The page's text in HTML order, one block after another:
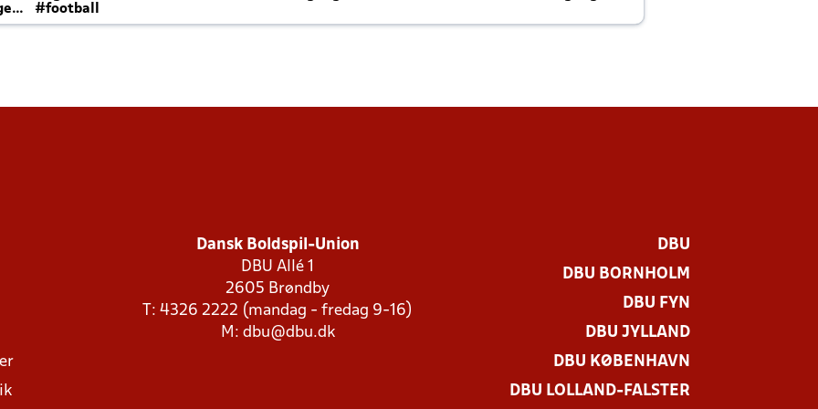
#football
Dansk Boldspil-Union
DBU Allé 1
2605 Brøndby
T: 4326 2222 (mandag - fredag 9-16)
M: dbu@dbu.dk
DBU
DBU BORNHOLM
DBU FYN
DBU JYLLAND
DBU KØBENHAVN
DBU LOLLAND-FALSTER